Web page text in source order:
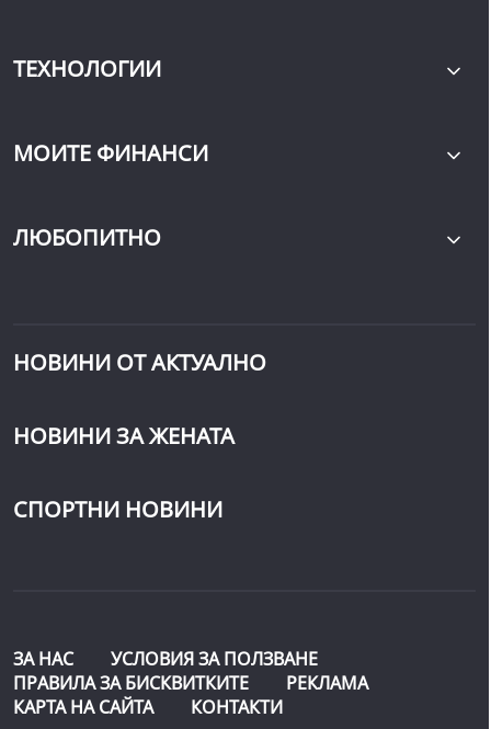
ТЕХНОЛОГИИ
МОИТЕ ФИНАНСИ
ЛЮБОПИТНО
НОВИНИ ОТ АКТУАЛНО
НОВИНИ ЗА ЖЕНАТА
СПОРТНИ НОВИНИ
ЗА НАС
УСЛОВИЯ ЗА ПОЛЗВАНЕ
ПРАВИЛА ЗА БИСКВИТКИТЕ
РЕКЛАМА
КАРТА НА САЙТА
КОНТАКТИ